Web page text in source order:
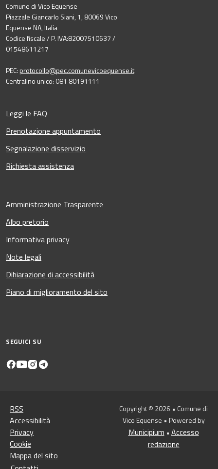
Comune di Vico Equense
Piazzale Giancarlo Siani, 1, 80069 Vico
Equense NA, Italia
Codice fiscale / P. IVA:82007510637 /
01548611217
PEC:protocollo@pec.comunevicoequense.it
Centralino unico: 081 80191111
Leggi le FAQ
Prenotazione appuntamento
Segnalazione disservizio
Richiesta assistenza
Amministrazione Trasparente
Albo pretorio
Informativa privacy
Note legali
Dihiarazione di accessibilità
Piano di miglioramento del sito
SEGUICI SU
RSS
Accessibilità
Privacy
Cookie
Mappa del sito
Copyright © 2026 • Comune di
Vico Equense • Powered by
Municipium • Accesso
redazione